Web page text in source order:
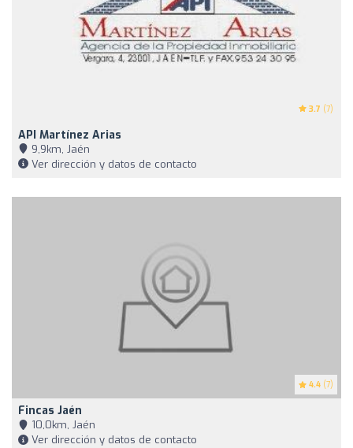
3.7 (7)
API Martínez Arias
9,9km, Jaén
Ver dirección y datos de contacto
4.4 (7)
Fincas Jaén
10,0km, Jaén
Ver dirección y datos de contacto